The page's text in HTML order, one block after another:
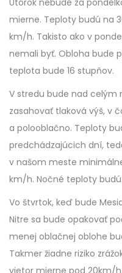
mierne. Teploty budú na
km/h. Takisto ako v
nemali byť. Obloha bude
teplota bude 16 stupňov.
V stredu bude nad celým
zasahovať tlaková výš, v
a polooblačno. Teploty
predchádzajúcich dní,
v našom meste
km/h. Nočné teploty
Vo štvrtok, keď bude
Nitre sa bude opakovať
menej oblačnej oblohe
Takmer žiadne riziko
vietor mierne pod 20km/